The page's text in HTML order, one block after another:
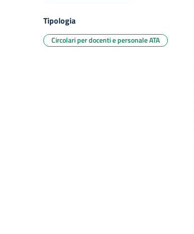
Tipologia
Circolari per docenti e personale ATA